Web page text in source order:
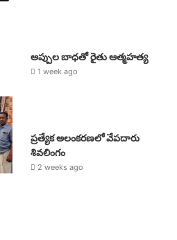
అప్పుల బాధతో రైతు ఆత్మహత్య
1 week ago
ప్రత్యేక అలంకరణలో వేపదారు
శివలింగం
2 weeks ago